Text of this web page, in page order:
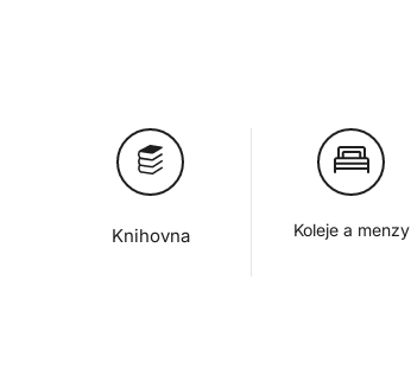
Knihovna Koleje a menzy